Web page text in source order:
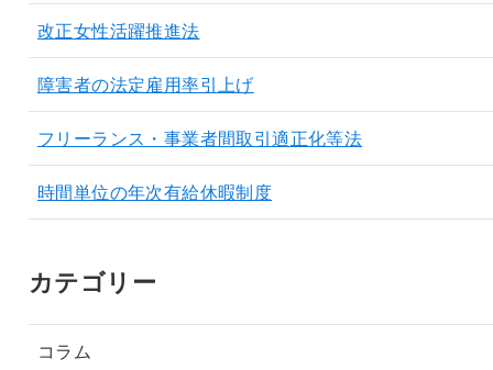
改正女性活躍推進法
障害者の法定雇用率引上げ
フリーランス・事業者間取引適正化等法
時間単位の年次有給休暇制度
カテゴリー
コラム